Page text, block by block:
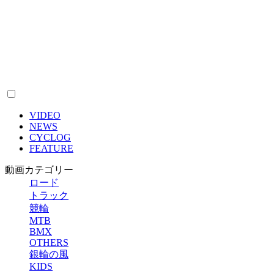
VIDEO
NEWS
CYCLOG
FEATURE
動画カテゴリー
ロード
トラック
競輪
MTB
BMX
OTHERS
銀輪の風
KIDS